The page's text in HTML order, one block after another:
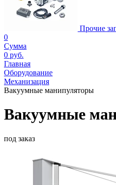
Прочие
0
Сумма
0 руб.
Главная
Оборудование
Механизация
Вакуумные манипуляторы
Вакуумные
под заказ